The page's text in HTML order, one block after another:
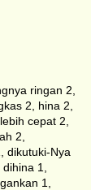
ringan 2,
2, hina 2,
cepat 2,
2,
dikutuki-Nya
1,
1,